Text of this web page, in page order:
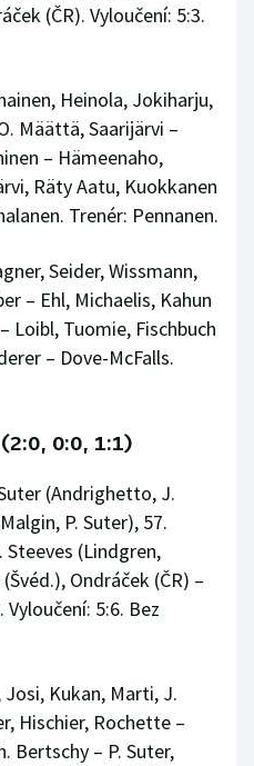
(ČR). Vyloučení: 5:3.
Heinola, Jokiharju,
Määttä, Saarijärvi –
– Hämeenaho,
Räty Aatu, Kuokkanen
Trenér: Pennanen.
Seider, Wissmann,
– Ehl, Michaelis, Kahun
Loibl, Tuomie, Fischbuch
– Dove-McFalls.
0:0, 1:1)
(Andrighetto, J.
P. Suter), 57.
Steeves (Lindgren,
Ondráček (ČR) –
Vyloučení: 5:6. Bez
Josi, Kukan, Marti, J.
Hischier, Rochette –
Bertschy – P. Suter,